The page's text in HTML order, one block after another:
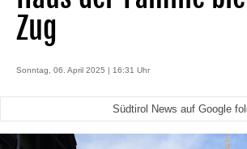
Zug
Sonntag, 06. April 2025 | 16:31 Uhr
Südtirol News auf Google